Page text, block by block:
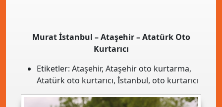
Murat İstanbul – Ataşehir – Atatürk Oto
Kurtarıcı
Etiketler: Ataşehir, Ataşehir oto kurtarma,
Atatürk oto kurtarıcı, İstanbul, oto kurtarıcı